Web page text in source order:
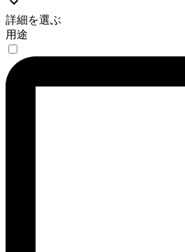
詳細を選ぶ
用途